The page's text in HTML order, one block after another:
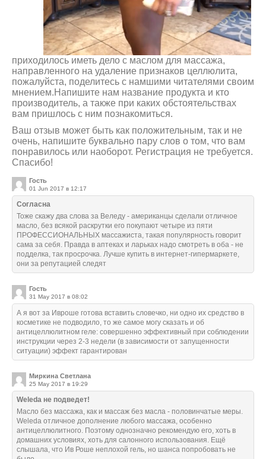
приходилось иметь дело с маслом для массажа,
направленного на удаление признаков целлюлита,
пожалуйста, поделитесь с намшими читателями своим
мнением.Напишите нам название продукта и кто
производитель, а также при каких обстоятельствах
вам пришлось с ним познакомиться.
Ваш отзыв может быть как положительным, так и не
очень, напишите буквально пару слов о том, что вам
понравилось или наоборот. Регистрация не требуется.
Спасибо!
Гость
01 Jun 2017 в 12:17
Согласна
Тоже скажу два слова за Веледу - американцы сделали отличное
масло, без всякой раскрутки его покупают четыре из пяти
ПРОФЕССИОНАЛЬНЫХ массажиста, такая популярность говорит
сама за себя. Правда в аптеках и ларьках надо смотреть в оба - не
подделка, так просрочка. Лучше купить в интернет-гипермаркете,
они за репутацией следят
Гость
31 May 2017 в 08:02
А я вот за Ивроше готова вставить словечко, ни одно их средство в
косметике не подводило, то же самое могу сказать и об
антицеллюлитном геле: совершенно эффективный при соблюдении
инструкции через 2-3 недели (в зависимости от запущенности
ситуации) эффект гарантирован
Миркина Светлана
25 May 2017 в 19:29
Weleda не подведет!
Масло без массажа, как и массаж без масла - половинчатые меры.
Weleda отличное дополнение любого массажа, особенно
антицеллюлитного. Поэтому однозначно рекомендую его, хоть в
домашних условиях, хоть для салонного использования. Ещё
слышала, что Ив Роше неплохой гель, но шанса попробовать не